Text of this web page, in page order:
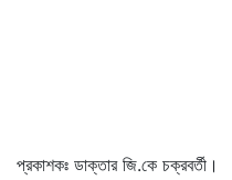
প্রকাশকঃ ডাক্তার জি.কে চক্রবর্তী।